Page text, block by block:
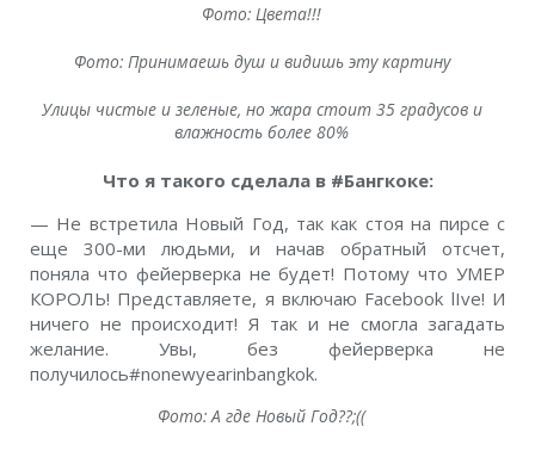
Фото: Цвета!!!
Фото: Принимаешь душ и видишь эту картину
Улицы чистые и зеленые, но жара стоит 35 градусов и
влажность более 80%
Что я такого сделала в #Бангкоке:
— Не встретила Новый Год, так как стоя на пирсе с
еще 300-ми людьми, и начав обратный отсчет,
поняла что фейерверка не будет! Потому что УМЕР
КОРОЛЬ! Представляете, я включаю Facebook lIve! И
ничего не происходит! Я так и не смогла загадать
желание. Увы, без фейерверка не
получилось#nonewyearinbangkok.
Фото: А где Новый Год??;((